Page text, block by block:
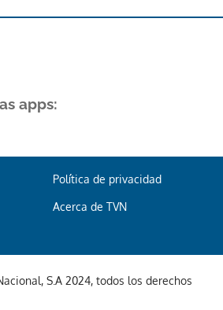
a nuestro boletín.
apps:
Política de privacidad
Acerca de TVN
S.A 2024, todos los derechos